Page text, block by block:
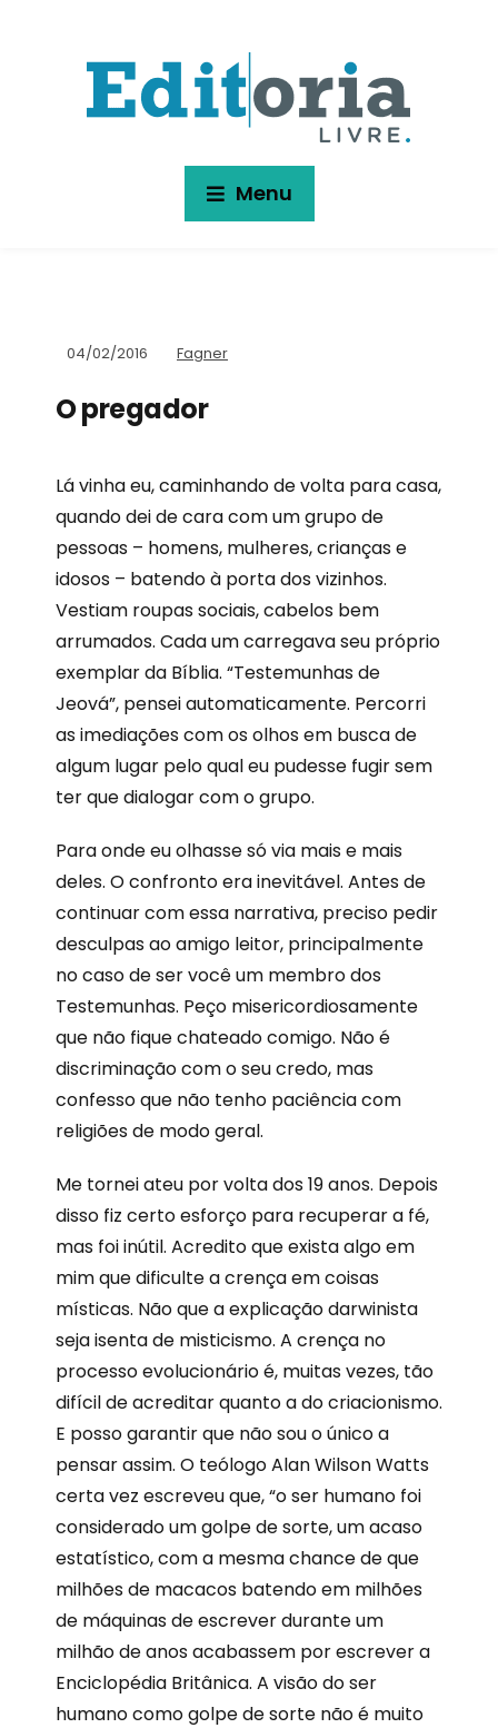
Menu
04/02/2016 Fagner
O pregador
Lá vinha eu, caminhando de volta para casa,
quando dei de cara com um grupo de
pessoas – homens, mulheres, crianças e
idosos – batendo à porta dos vizinhos.
Vestiam roupas sociais, cabelos bem
arrumados. Cada um carregava seu próprio
exemplar da Bíblia. “Testemunhas de
Jeová”, pensei automaticamente. Percorri
as imediações com os olhos em busca de
algum lugar pelo qual eu pudesse fugir sem
ter que dialogar com o grupo.
Para onde eu olhasse só via mais e mais
deles. O confronto era inevitável. Antes de
continuar com essa narrativa, preciso pedir
desculpas ao amigo leitor, principalmente
no caso de ser você um membro dos
Testemunhas. Peço misericordiosamente
que não fique chateado comigo. Não é
discriminação com o seu credo, mas
confesso que não tenho paciência com
religiões de modo geral.
Me tornei ateu por volta dos 19 anos. Depois
disso fiz certo esforço para recuperar a fé,
mas foi inútil. Acredito que exista algo em
mim que dificulte a crença em coisas
místicas. Não que a explicação darwinista
seja isenta de misticismo. A crença no
processo evolucionário é, muitas vezes, tão
difícil de acreditar quanto a do criacionismo.
E posso garantir que não sou o único a
pensar assim. O teólogo Alan Wilson Watts
certa vez escreveu que, “o ser humano foi
considerado um golpe de sorte, um acaso
estatístico, com a mesma chance de que
milhões de macacos batendo em milhões
de máquinas de escrever durante um
milhão de anos acabassem por escrever a
Enciclopédia Britânica. A visão do ser
humano como golpe de sorte não é muito